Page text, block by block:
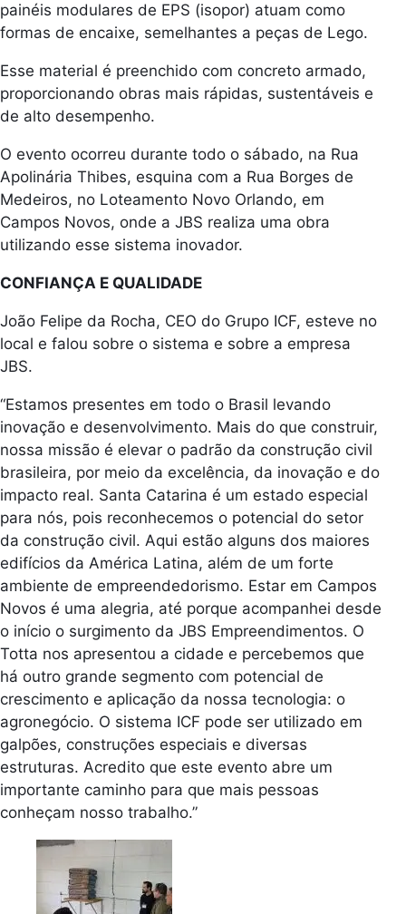
painéis modulares de EPS (isopor) atuam como
formas de encaixe, semelhantes a peças de Lego.
Esse material é preenchido com concreto armado,
proporcionando obras mais rápidas, sustentáveis e
de alto desempenho.
O evento ocorreu durante todo o sábado, na Rua
Apolinária Thibes, esquina com a Rua Borges de
Medeiros, no Loteamento Novo Orlando, em
Campos Novos, onde a JBS realiza uma obra
utilizando esse sistema inovador.
CONFIANÇA E QUALIDADE
João Felipe da Rocha, CEO do Grupo ICF, esteve no
local e falou sobre o sistema e sobre a empresa
JBS.
“Estamos presentes em todo o Brasil levando
inovação e desenvolvimento. Mais do que construir,
nossa missão é elevar o padrão da construção civil
brasileira, por meio da excelência, da inovação e do
impacto real. Santa Catarina é um estado especial
para nós, pois reconhecemos o potencial do setor
da construção civil. Aqui estão alguns dos maiores
edifícios da América Latina, além de um forte
ambiente de empreendedorismo. Estar em Campos
Novos é uma alegria, até porque acompanhei desde
o início o surgimento da JBS Empreendimentos. O
Totta nos apresentou a cidade e percebemos que
há outro grande segmento com potencial de
crescimento e aplicação da nossa tecnologia: o
agronegócio. O sistema ICF pode ser utilizado em
galpões, construções especiais e diversas
estruturas. Acredito que este evento abre um
importante caminho para que mais pessoas
conheçam nosso trabalho.”